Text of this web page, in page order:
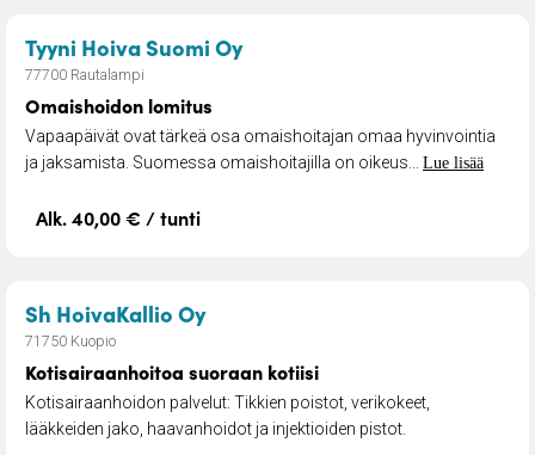
Tyyni Hoiva Suomi Oy– Omaishoidon lomitus
77700 Rautalampi
Omaishoidon lomitus
Vapaapäivät ovat tärkeä osa omaishoitajan omaa hyvinvointia
ja jaksamista. Suomessa omaishoitajilla on oikeus... Lue lisää
Alk. 40,00 € / tunti
Sh HoivaKallio Oy– Kotisairaanhoitoa suoraan
71750 Kuopio
Kotisairaanhoitoa suoraan kotiisi
Kotisairaanhoidon palvelut: Tikkien poistot, verikokeet,
lääkkeiden jako, haavanhoidot ja injektioiden pistot.